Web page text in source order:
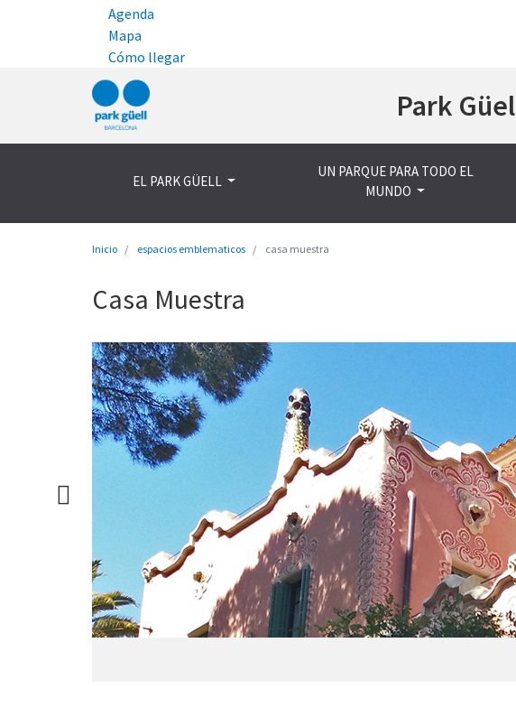
Agenda
Mapa
Cómo llegar
Park
EL PARK GÜELL
UN PARQUE PARA TODO EL
MUNDO
Inicio espacios emblematicos casa muestra
Casa Muestra